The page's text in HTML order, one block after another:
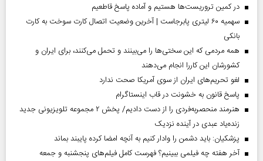
در کمین تروریست‌ها هستیم و آماده پاسخ قاطعیم
سهمیه ۶۰ لیتری پابرجاست | آخرین وضعیت اتصال کارت سوخت به کارت
بانکی
همه مردمی که این سختی‌ها را می‌بینند و تحمل می‌کنند، برای ایران و
کشورشان این کاررا انجام می‌دهند
لغو تحریم‌های ایران از سوی آمریکا صحت ندارد
پاسخ قانون به خشونت در قاب اینستاگرام
هنرمند منحصر‌به‌فردی را از دست دادیم/ پخش ۲ مجموعه تلویزیونی جدید
زنده‌یاد عبدی در آینده نزدیک
پزشکیان: باید دشمن را وادار کنیم به آنچه امضا کرده پایبند بماند
آخر هفته چه فیلمی ببینیم؟ فهرست کامل فیلم‌های پنجشنبه و جمعه